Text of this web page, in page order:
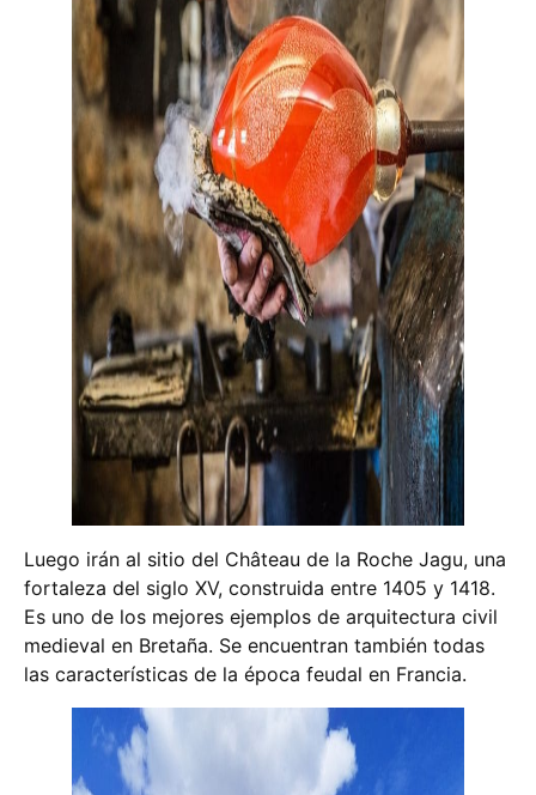
Luego irán al sitio del Château de la Roche Jagu, una
fortaleza del siglo XV, construida entre 1405 y 1418.
Es uno de los mejores ejemplos de arquitectura civil
medieval en Bretaña. Se encuentran también todas
las características de la época feudal en Francia.